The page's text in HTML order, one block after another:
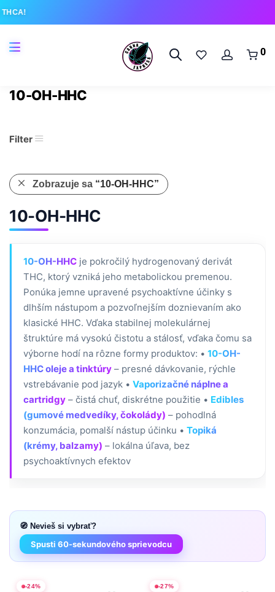
0
10-OH-HHC
Filter
Zobrazuje sa “10-OH-HHC”
10-OH-HHC
10-OH-HHC je pokročilý hydrogenovaný derivát
THC, ktorý vzniká jeho metabolickou premenou.
Ponúka jemne upravené psychoaktívne účinky s
dlhším nástupom a pozvoľnejším doznievaním ako
klasické HHC. Vďaka stabilnej molekulárnej
štruktúre má vysokú čistotu a stálosť, vďaka čomu sa
výborne hodí na rôzne formy produktov: • 10-OH-
HHC oleje a tinktúry – presné dávkovanie, rýchle
vstrebávanie pod jazyk • Vaporizačné náplne a
cartridgy – čistá chuť, diskrétne použitie • Edibles
(gumové medvedíky, čokolády) – pohodlná
konzumácia, pomalší nástup účinku • Topiká
(krémy, balzamy) – lokálna úľava, bez
psychoaktívnych efektov
🧭 Nevieš si vybrať?
Spusti 60-sekundového sprievodcu
-24% -27%